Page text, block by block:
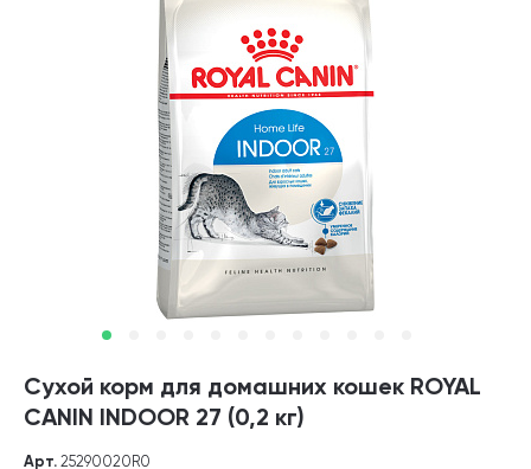
Сухой корм для домашних кошек ROYAL
CANIN INDOOR 27 (0,2 кг)
Арт. 25290020R0